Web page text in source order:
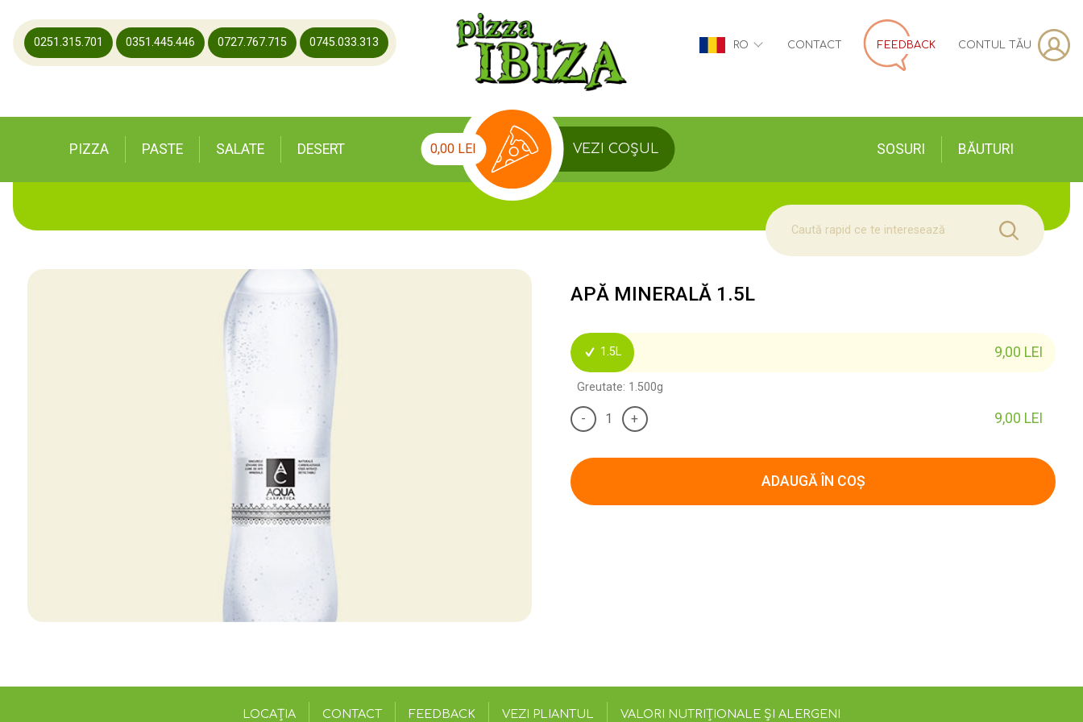
0251.315.701 0351.445.446 0727.767.715 0745.033.313 RO CONTACT FEEDBACK CONTUL TĂU
PIZZA PASTE SALATE DESERT 0,00 LEI VEZI COȘUL SOSURI BĂUTURI
APĂ MINERALĂ 1.5L
1.5L 9,00 LEI
Greutate: 1.500g
- + 9,00 LEI
ADAUGĂ ÎN COȘ
LOCAȚIA CONTACT FEEDBACK VEZI PLIANTUL VALORI NUTRIȚIONALE ȘI ALERGENI